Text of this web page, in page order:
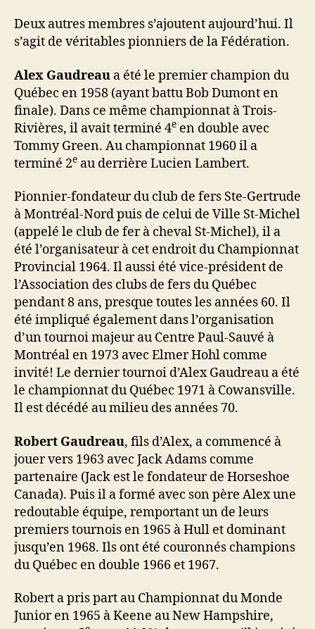
Deux autres membres s’ajoutent aujourd’hui. Il
s’agit de véritables pionniers de la Fédération.
Alex Gaudreau a été le premier champion du
Québec en 1958 (ayant battu Bob Dumont en
finale). Dans ce même championnat à Trois-
Rivières, il avait terminé 4e en double avec
Tommy Green. Au championnat 1960 il a
terminé 2e au derrière Lucien Lambert.
Pionnier-fondateur du club de fers Ste-Gertrude
à Montréal-Nord puis de celui de Ville St-Michel
(appelé le club de fer à cheval St-Michel), il a
été l’organisateur à cet endroit du Championnat
Provincial 1964. Il aussi été vice-président de
l’Association des clubs de fers du Québec
pendant 8 ans, presque toutes les années 60. Il
été impliqué également dans l’organisation
d’un tournoi majeur au Centre Paul-Sauvé à
Montréal en 1973 avec Elmer Hohl comme
invité! Le dernier tournoi d’Alex Gaudreau a été
le championnat du Québec 1971 à Cowansville.
Il est décédé au milieu des années 70.
Robert Gaudreau, fils d’Alex, a commencé à
jouer vers 1963 avec Jack Adams comme
partenaire (Jack est le fondateur de Horseshoe
Canada). Puis il a formé avec son père Alex une
redoutable équipe, remportant un de leurs
premiers tournois en 1965 à Hull et dominant
jusqu’en 1968. Ils ont été couronnés champions
du Québec en double 1966 et 1967.
Robert a pris part au Championnat du Monde
Junior en 1965 à Keene au New Hampshire,